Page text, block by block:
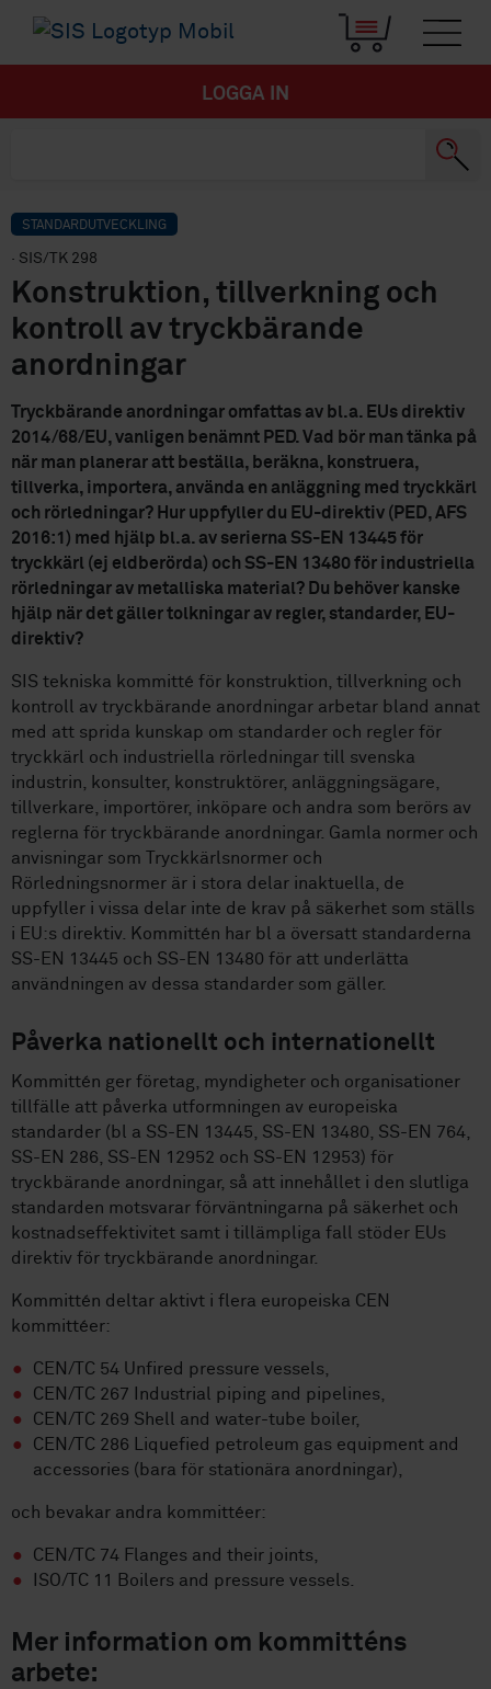
LOGGA IN
STANDARDUTVECKLING
· SIS/TK 298
Konstruktion, tillverkning och
kontroll av tryckbärande
anordningar
Tryckbärande anordningar omfattas av bl.a. EUs direktiv
2014/68/EU, vanligen benämnt PED. Vad bör man tänka på
när man planerar att beställa, beräkna, konstruera,
tillverka, importera, använda en anläggning med tryckkärl
och rörledningar? Hur uppfyller du EU-direktiv (PED, AFS
2016:1) med hjälp bl.a. av serierna SS-EN 13445 för
tryckkärl (ej eldberörda) och SS-EN 13480 för industriella
rörledningar av metalliska material? Du behöver kanske
hjälp när det gäller tolkningar av regler, standarder, EU-
direktiv?
SIS tekniska kommitté för konstruktion, tillverkning och
kontroll av tryckbärande anordningar arbetar bland annat
med att sprida kunskap om standarder och regler för
tryckkärl och industriella rörledningar till svenska
industrin, konsulter, konstruktörer, anläggningsägare,
tillverkare, importörer, inköpare och andra som berörs av
reglerna för tryckbärande anordningar. Gamla normer och
anvisningar som Tryckkärlsnormer och
Rörledningsnormer är i stora delar inaktuella, de
uppfyller i vissa delar inte de krav på säkerhet som ställs
i EU:s direktiv. Kommittén har bl a översatt standarderna
SS-EN 13445 och SS-EN 13480 för att underlätta
användningen av dessa standarder som gäller.
Påverka nationellt och internationellt
Kommittén ger företag, myndigheter och organisationer
tillfälle att påverka utformningen av europeiska
standarder (bl a SS-EN 13445, SS-EN 13480, SS-EN 764,
SS-EN 286, SS-EN 12952 och SS-EN 12953) för
tryckbärande anordningar, så att innehållet i den slutliga
standarden motsvarar förväntningarna på säkerhet och
kostnadseffektivitet samt i tillämpliga fall stöder EUs
direktiv för tryckbärande anordningar.
Kommittén deltar aktivt i flera europeiska CEN
kommittéer:
CEN/TC 54 Unfired pressure vessels,
CEN/TC 267 Industrial piping and pipelines,
CEN/TC 269 Shell and water-tube boiler,
CEN/TC 286 Liquefied petroleum gas equipment and
accessories (bara för stationära anordningar),
och bevakar andra kommittéer:
CEN/TC 74 Flanges and their joints,
ISO/TC 11 Boilers and pressure vessels.
Mer information om kommitténs
arbete: